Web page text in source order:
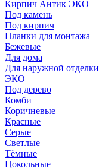
Кирпич Антик ЭКО
Под камень
Под кирпич
Планки для монтажа
Бежевые
Для дома
Для наружной отделки
ЭКO
Под дерево
Комби
Коричневые
Красные
Серые
Светлые
Тёмные
Цокольные